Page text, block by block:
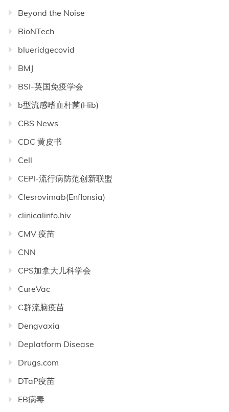
Beyond the Noise
BioNTech
blueridgecovid
BMJ
BSI-英国免疫学会
b型流感嗜血杆菌(Hib)
CBS News
CDC 黄皮书
Cell
CEPI-流行病防范创新联盟
Clesrovimab(Enflonsia)
clinicalinfo.hiv
CMV 疫苗
CNN
CPS加拿大儿科学会
CureVac
C群流脑疫苗
Dengvaxia
Deplatform Disease
Drugs.com
DTaP疫苗
EB病毒